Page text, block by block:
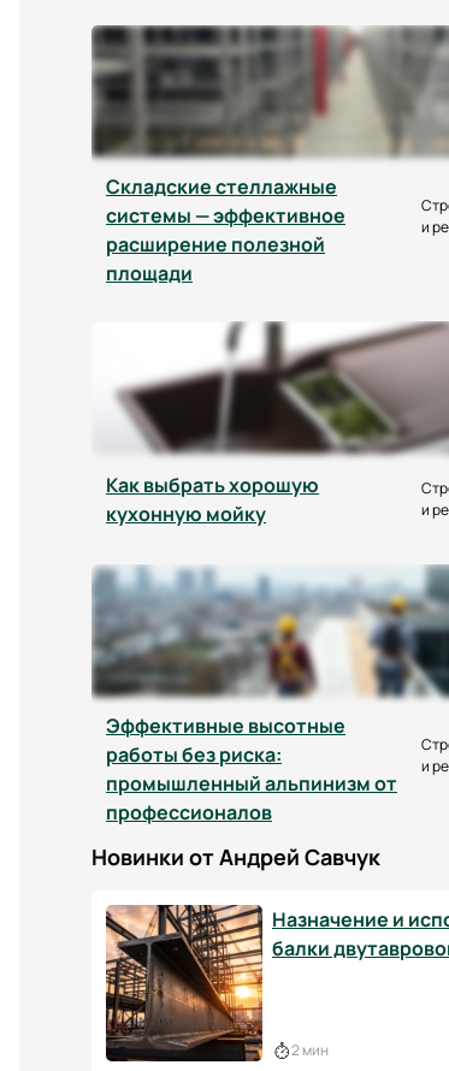
Складские стеллажные
системы — эффективное
расширение полезной
площади
и
Как выбрать хорошую
кухонную мойку
и
Эффективные высотные
работы без риска:
промышленный альпинизм от
профессионалов
и
Новинки от Андрей Савчук
Назначение и
балки
2 мин